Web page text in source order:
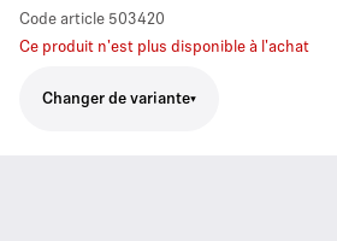
Code article 503420
Ce produit n'est plus disponible à l'achat
Changer de variante